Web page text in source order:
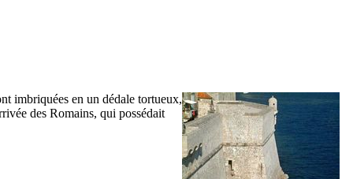
imbriquées en un dédale tortueux,
des Romains, qui possédait